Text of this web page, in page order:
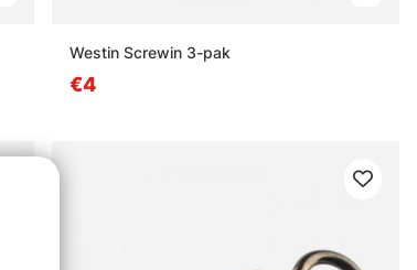
Westin Screwin 3-pak
€4